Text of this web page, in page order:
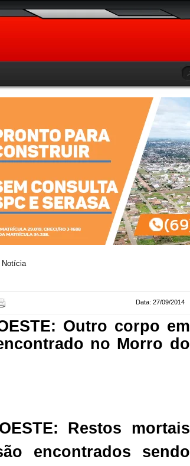
Notícia
Data: 27/09/2014
Outro corpo em
no Morro do
Restos mortais
encontrados sendo